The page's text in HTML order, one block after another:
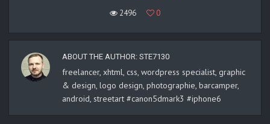
2496
0
ABOUT THE AUTHOR: STE7130
freelancer, xhtml, css, wordpress specialist, graphic
& design, logo design, photographie, barcamper,
android, streetart #canon5dmark3 #iphone6